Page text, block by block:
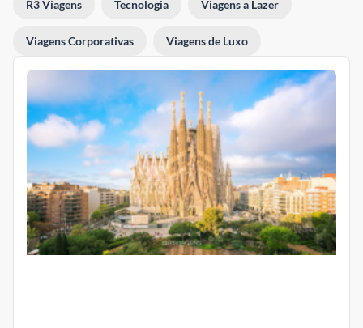
R3 Viagens Tecnologia Viagens a Lazer
Viagens Corporativas Viagens de Luxo